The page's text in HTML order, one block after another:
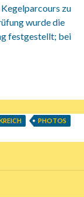
zu
wurde die
festgestellt; bei
PHOTOS